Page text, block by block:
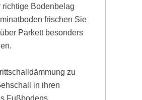
Bodenbelag
frischen Sie
Parkett besonders
zu
in ihren